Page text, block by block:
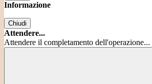
Informazione
Chiudi
Attendere...
Attendere il completamento dell'operazione...